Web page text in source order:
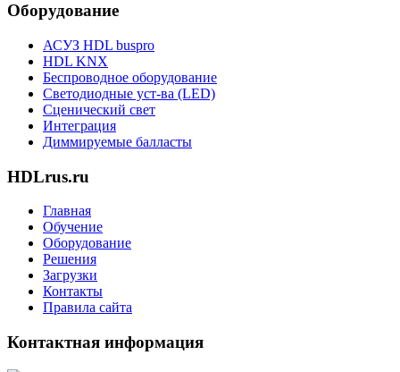
Оборудование
АСУЗ HDL buspro
HDL KNX
Беспроводное оборудование
Светодиодные уст-ва (LED)
Сценический свет
Интеграция
Диммируемые балласты
HDLrus.ru
Главная
Обучение
Оборудование
Решения
Загрузки
Контакты
Правила сайта
Контактная информация